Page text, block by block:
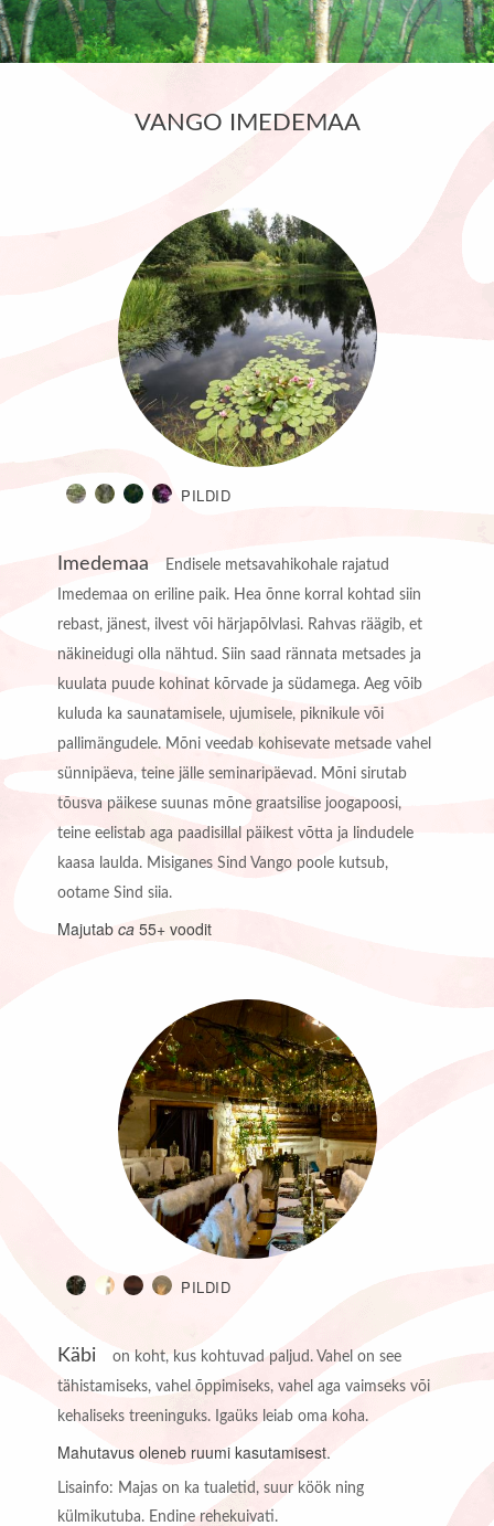
VANGO IMEDEMAA
PILDID
Imedemaa
Endisele metsavahikohale rajatud
Imedemaa on eriline paik. Hea õnne korral kohtad siin
rebast, jänest, ilvest või härjapõlvlasi. Rahvas räägib, et
näkineidugi olla nähtud. Siin saad rännata metsades ja
kuulata puude kohinat kõrvade ja südamega. Aeg võib
kuluda ka saunatamisele, ujumisele, piknikule või
pallimängudele. Mõni veedab kohisevate metsade vahel
sünnipäeva, teine jälle seminaripäevad. Mõni sirutab
tõusva päikese suunas mõne graatsilise joogapoosi,
teine eelistab aga paadisillal päikest võtta ja lindudele
kaasa laulda. Misiganes Sind Vango poole kutsub,
ootame Sind siia.
Majutabca 55+ voodit
PILDID
Käbi
on koht, kus kohtuvad paljud. Vahel on see
tähistamiseks, vahel õppimiseks, vahel aga vaimseks või
kehaliseks treeninguks. Igaüks leiab oma koha.
Mahutavus oleneb ruumi kasutamisest.
Lisainfo: Majas on ka tualetid, suur köök ning
külmikutuba. Endine rehekuivati.